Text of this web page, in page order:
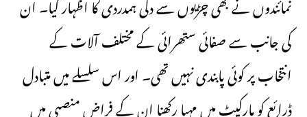
نمائندوں نے بھی چڑیوں سے دلی ہمدردی کا اظہار کیا۔ ان
کی جانب سے صفائی ستھرائی کے مختلف آلات کے
انتخاب پر کوئی پابندی نہیں تھی۔ اور اس سلسلے میں متبادل
ڈرائع کو مارکیٹ میں مہیا رکھنا ان کے فراضِ منصبی میں